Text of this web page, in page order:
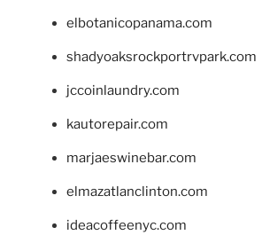
elbotanicopanama.com
shadyoaksrockportrvpark.com
jccoinlaundry.com
kautorepair.com
marjaeswinebar.com
elmazatlanclinton.com
ideacoffeenyc.com